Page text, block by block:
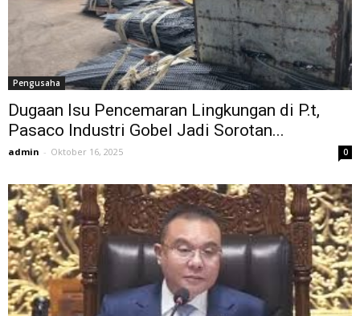
Pengusaha
Dugaan Isu Pencemaran Lingkungan di P.t,
Pasaco Industri Gobel Jadi Sorotan...
admin - Oktober 16, 2025 0